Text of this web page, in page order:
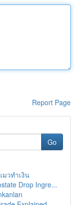
Report Page
Go
วทำเงิน
Drop Ingre...